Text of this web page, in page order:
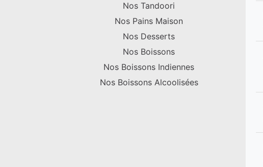
Nos Tandoori
Nos Pains Maison
Nos Desserts
Nos Boissons
Nos Boissons Indiennes
Nos Boissons Alcoolisées